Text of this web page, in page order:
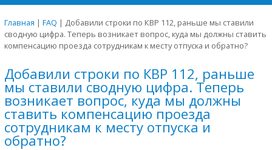
Главная | FAQ | Добавили строки по КВР 112, раньше мы ставили
сводную цифра. Теперь возникает вопрос, куда мы должны ставить
компенсацию проезда сотрудникам к месту отпуска и обратно?
Добавили строки по КВР 112, раньше
мы ставили сводную цифра. Теперь
возникает вопрос, куда мы должны
ставить компенсацию проезда
сотрудникам к месту отпуска и
обратно?